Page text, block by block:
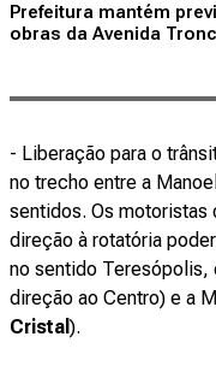
Prefeitura mantém
obras da Avenida
- Liberação para o
no trecho entre a
sentidos. Os motoristas
direção à rotatória
no sentido Teresópolis,
direção ao Centro) e a
Cristal ).